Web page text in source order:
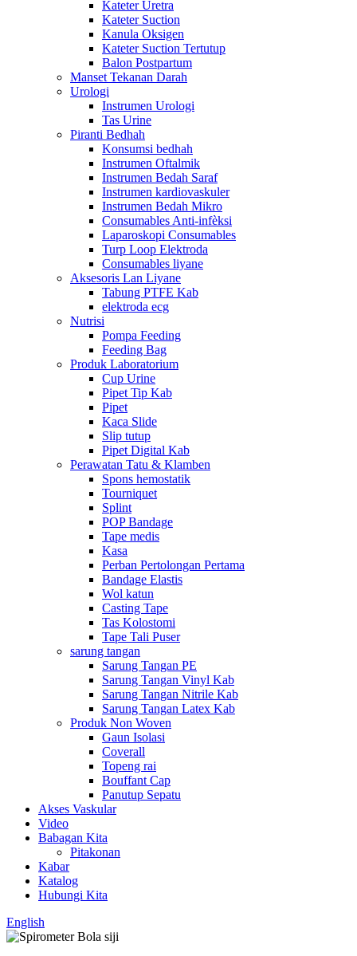
Kateter Uretra
Kateter Suction
Kanula Oksigen
Kateter Suction Tertutup
Balon Postpartum
Manset Tekanan Darah
Urologi
Instrumen Urologi
Tas Urine
Piranti Bedhah
Konsumsi bedhah
Instrumen Oftalmik
Instrumen Bedah Saraf
Instrumen kardiovaskuler
Instrumen Bedah Mikro
Consumables Anti-infèksi
Laparoskopi Consumables
Turp Loop Elektroda
Consumables liyane
Aksesoris Lan Liyane
Tabung PTFE Kab
elektroda ecg
Nutrisi
Pompa Feeding
Feeding Bag
Produk Laboratorium
Cup Urine
Pipet Tip Kab
Pipet
Kaca Slide
Slip tutup
Pipet Digital Kab
Perawatan Tatu & Klamben
Spons hemostatik
Tourniquet
Splint
POP Bandage
Tape medis
Kasa
Perban Pertolongan Pertama
Bandage Elastis
Wol katun
Casting Tape
Tas Kolostomi
Tape Tali Puser
sarung tangan
Sarung Tangan PE
Sarung Tangan Vinyl Kab
Sarung Tangan Nitrile Kab
Sarung Tangan Latex Kab
Produk Non Woven
Gaun Isolasi
Coverall
Topeng rai
Bouffant Cap
Panutup Sepatu
Akses Vaskular
Video
Babagan Kita
Pitakonan
Kabar
Katalog
Hubungi Kita
English